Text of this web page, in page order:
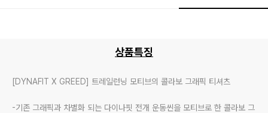
상품특징
[DYNAFIT X GREED] 트레일런닝 모티브의 콜라보 그래픽 티셔츠
-기존 그래픽과 차별화 되는 다이나핏 전개 운동씬을 모티브로 한 콜라보 그